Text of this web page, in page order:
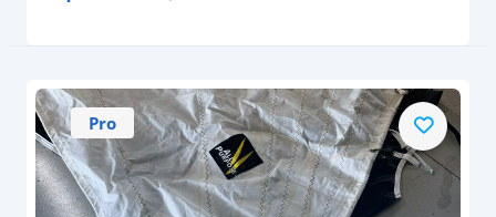
Pro